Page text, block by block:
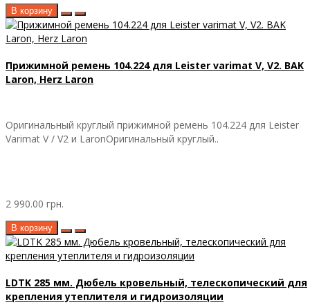
В корзину
Прижимной ремень 104.224 для Leister varimat V, V2. BAK
Laron, Herz Laron
Оригинальный круглый прижимной ремень 104.224 для Leister
Varimat V / V2 и LaronОригинальный круглый..
2 990.00 грн.
В корзину
LDTK 285 мм. Дюбель кровельный, телескопический для
крепления утеплителя и гидроизоляции